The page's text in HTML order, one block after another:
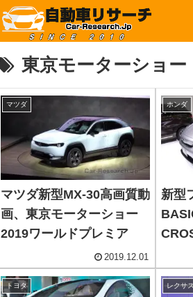
東京モーターショー
マツダ
マツダ新型MX-30高画質動
画、東京モーターショー
2019ワールドプレミア
2019.12.01
ホンダ
新型
トヨタ レクサス